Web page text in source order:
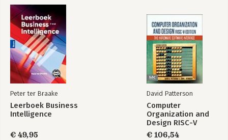
Peter ter Braake
Leerboek Business
Intelligence
€ 49,95
David Patterson
Computer
Organization and
Design RISC-V
Edition
€ 106,54